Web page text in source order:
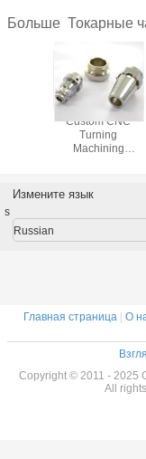
Больше Токарные
Custom CNC
Turning
Machining
Metal Part
Измените язык
s
Russian
Главная страница | О
Copyright © 2011 - 2025
All